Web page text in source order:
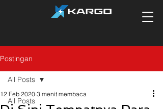
Postingan
All Posts
All Posts
12 Feb 2020 3 menit membaca